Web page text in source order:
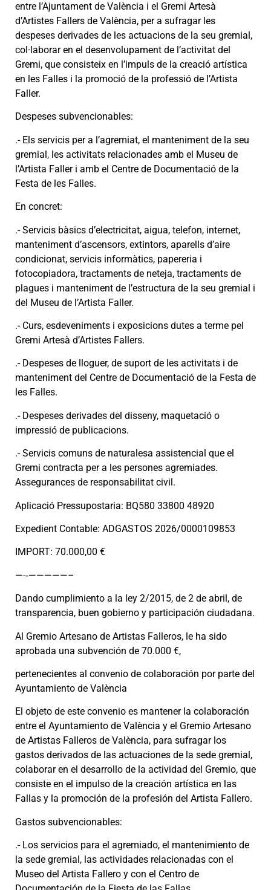
entre l’Ajuntament de València i el Gremi Artesà
d’Artistes Fallers de València, per a sufragar les
despeses derivades de les actuacions de la seu gremial,
col·laborar en el desenvolupament de l’activitat del
Gremi, que consisteix en l’impuls de la creació artística
en les Falles i la promoció de la professió de l’Artista
Faller.
Despeses subvencionables:
.- Els servicis per a l’agremiat, el manteniment de la seu
gremial, les activitats relacionades amb el Museu de
l’Artista Faller i amb el Centre de Documentació de la
Festa de les Falles.
En concret:
.- Servicis bàsics d’electricitat, aigua, telefon, internet,
manteniment d’ascensors, extintors, aparells d’aire
condicionat, servicis informàtics, papereria i
fotocopiadora, tractaments de neteja, tractaments de
plagues i manteniment de l’estructura de la seu gremial i
del Museu de l’Artista Faller.
.- Curs, esdeveniments i exposicions dutes a terme pel
Gremi Artesà d’Artistes Fallers.
.- Despeses de lloguer, de suport de les activitats i de
manteniment del Centre de Documentació de la Festa de
les Falles.
.- Despeses derivades del disseny, maquetació o
impressió de publicacions.
.- Servicis comuns de naturalesa assistencial que el
Gremi contracta per a les persones agremiades.
Assegurances de responsabilitat civil.
Aplicació Pressupostaria: BQ580 33800 48920
Expedient Contable: ADGASTOS 2026/0000109853
IMPORT: 70.000,00 €
—-‐—————–
Dando cumplimiento a la ley 2/2015, de 2 de abril, de
transparencia, buen gobierno y participación ciudadana.
Al Gremio Artesano de Artistas Falleros, le ha sido
aprobada una subvención de 70.000 €,
pertenecientes al convenio de colaboración por parte del
Ayuntamiento de València
El objeto de este convenio es mantener la colaboración
entre el Ayuntamiento de València y el Gremio Artesano
de Artistas Falleros de València, para sufragar los
gastos derivados de las actuaciones de la sede gremial,
colaborar en el desarrollo de la actividad del Gremio, que
consiste en el impulso de la creación artística en las
Fallas y la promoción de la profesión del Artista Fallero.
Gastos subvencionables:
.- Los servicios para el agremiado, el mantenimiento de
la sede gremial, las actividades relacionadas con el
Museo del Artista Fallero y con el Centro de